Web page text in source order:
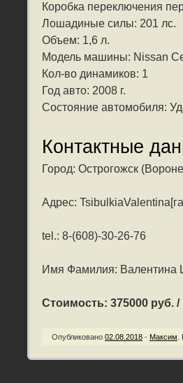
Коробка переключения
Лошадиные силы: 201 лс.
Объем: 1,6 л.
Модель машины: Nissan
Кол-во динамиков: 1
Год авто: 2008 г.
Состояние автомобиля:
Контактные
Город: Острогожск
Адрес:
tel.: 8-(608)-30-26-76
Имя Фамилия: Валентина
Стоимость: 375000 руб. /
Опубликовано 02.08.2018 - Максим